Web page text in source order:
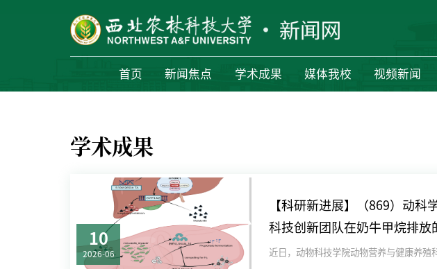
首页 新闻焦点 学术成果 媒体我校 视频新闻
学术成果
10
2026-06
【科研新进展】（869）动科
科技创新团队在奶牛甲烷排放
得新进展